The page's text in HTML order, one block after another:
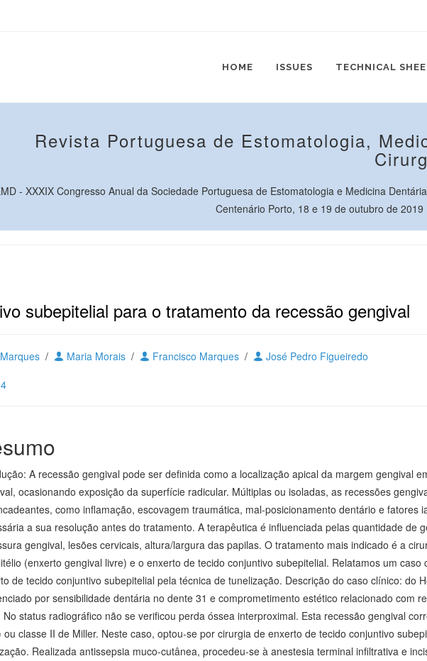
HOME ISSUES TECHNICAL
Revista Portuguesa de Estomatologia,
- XXXIX Congresso Anual da Sociedade Portuguesa de Estomatologia e Medicina
Centenário Porto, 18 e 19 de outubro de
subepitelial para o tratamento da recessão gengival
/ Maria Morais / Francisco Marques /
José Pedro Figueiredo
A recessão gengival pode ser definida como a localização apical da margem gengival
ocasionando exposição da superfície radicular. Múltiplas ou isoladas, as recessões
como inflamação, escovagem traumática, mal-posicionamento dentário e fatores
a sua resolução antes do tratamento. A terapêutica é influenciada pelas quantidade de
gengival, lesões cervicais, altura/largura das papilas. O tratamento mais indicado é a
(enxerto gengival livre) e o enxerto de tecido conjuntivo subepitelial. Relatamos um caso
de tecido conjuntivo subepitelial pela técnica de tunelização. Descrição do caso clínico: do
por sensibilidade dentária no dente 31 e comprometimento estético relacionado com
No status radiográfico não se verificou perda óssea interproximal. Esta recessão gengival
ou classe II de Miller. Neste caso, optou-se por cirurgia de enxerto de tecido conjuntivo
Realizada antissepsia muco-cutânea, procedeu-se à anestesia terminal infiltrativa e